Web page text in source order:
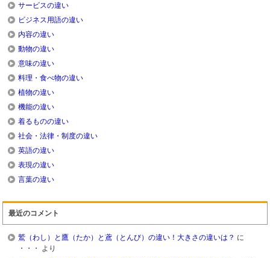
サービスの違い
ビジネス用語の違い
内容の違い
動物の違い
意味の違い
料理・食べ物の違い
植物の違い
機能の違い
着るものの違い
社会・法律・制度の違い
英語の違い
表現の違い
言葉の違い
最近のコメント
鷲（わし）と鷹（たか）と鳶（とんび）の違い！大きさの違いは？ に
・・・
より